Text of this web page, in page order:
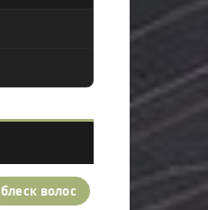
блеск волос